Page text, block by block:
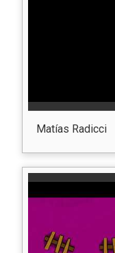
Matías Radicci